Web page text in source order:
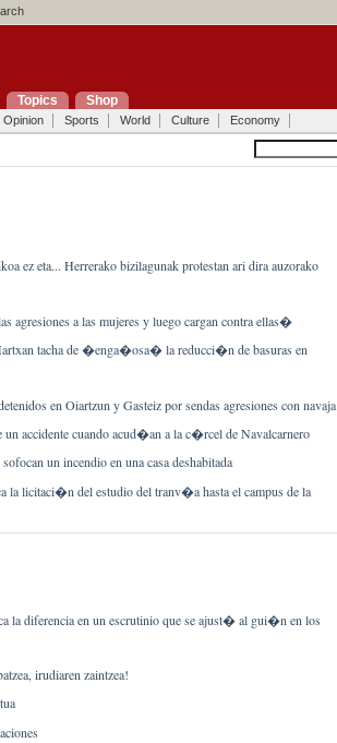
Topics Shop
Opinion Sports World Culture Economy
ez eta... Herrerako bizilagunak protestan ari dira auzorako
agresiones a las mujeres y luego cargan contra ellas�
tacha de �enga�osa� la reducci�n de basuras en
en Oiartzun y Gasteiz por sendas agresiones con navaja
un accidente cuando acud�an a la c�rcel de Navalcarnero
un incendio en una casa deshabitada
la licitaci�n del estudio del tranv�a hasta el campus de la
la diferencia en un escrutinio que se ajust� al gui�n en los
irudiaren zaintzea!